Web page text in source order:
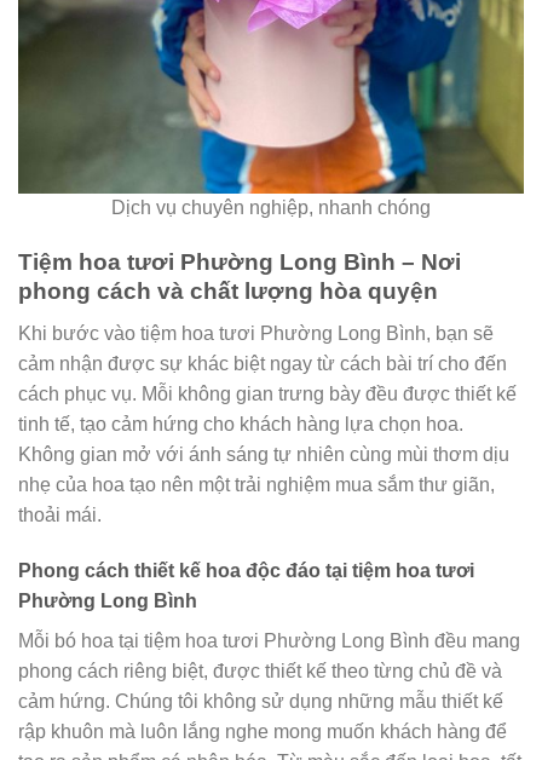
Dịch vụ chuyên nghiệp, nhanh chóng
Tiệm hoa tươi Phường Long Bình – Nơi
phong cách và chất lượng hòa quyện
Khi bước vào tiệm hoa tươi Phường Long Bình, bạn sẽ
cảm nhận được sự khác biệt ngay từ cách bài trí cho đến
cách phục vụ. Mỗi không gian trưng bày đều được thiết kế
tinh tế, tạo cảm hứng cho khách hàng lựa chọn hoa.
Không gian mở với ánh sáng tự nhiên cùng mùi thơm dịu
nhẹ của hoa tạo nên một trải nghiệm mua sắm thư giãn,
thoải mái.
Phong cách thiết kế hoa độc đáo tại tiệm hoa tươi
Phường Long Bình
Mỗi bó hoa tại tiệm hoa tươi Phường Long Bình đều mang
phong cách riêng biệt, được thiết kế theo từng chủ đề và
cảm hứng. Chúng tôi không sử dụng những mẫu thiết kế
rập khuôn mà luôn lắng nghe mong muốn khách hàng để